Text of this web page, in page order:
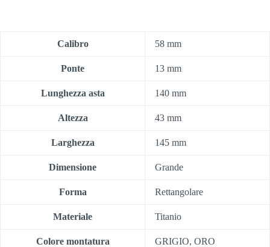
Calibro 58 mm
Ponte 13 mm
Lunghezza asta 140 mm
Altezza 43 mm
Larghezza 145 mm
Dimensione Grande
Forma Rettangolare
Materiale Titanio
Colore montatura GRIGIO, ORO